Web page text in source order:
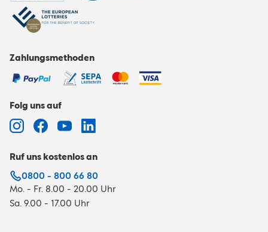
Zahlungsmethoden
Folg uns auf
Ruf uns kostenlos an
0800 - 800 66 80
Mo. - Fr. 8.00 - 20.00 Uhr
Sa. 9.00 - 17.00 Uhr